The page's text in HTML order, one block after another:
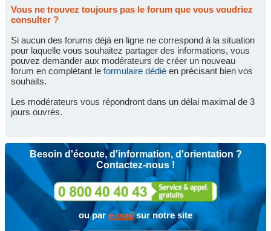
Vous ne trouvez toujours pas le forum que vous voudriez
consulter ?
Si aucun des forums déjà en ligne ne correspond à la situation
pour laquelle vous souhaitez partager des informations, vous
pouvez demander aux modérateurs de créer un nouveau
forum en complétant le formulaire dédié en précisant bien vos
souhaits.
Les modérateurs vous répondront dans un délai maximal de 3
jours ouvrés.
Besoin d'écoute, d'information, d'orientation ?
Contactez-nous !
ou pare-mailsur notre site